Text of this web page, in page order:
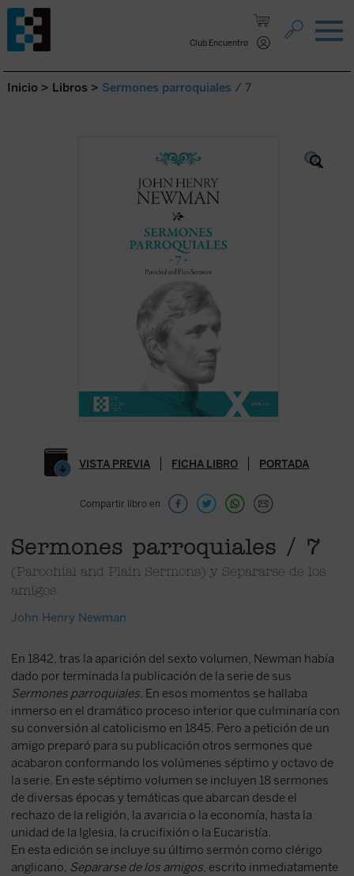
Club Encuentro
Saltar al contenido.
Inicio > Libros > Sermones parroquiales / 7
VISTA PREVIA FICHA LIBRO PORTADA
Compartir libro en
Sermones parroquiales / 7
(Parochial and Plain Sermons) y Separarse de los
amigos
John Henry Newman
En 1842, tras la aparición del sexto volumen, Newman había
dado por terminada la publicación de la serie de sus
Sermones parroquiales. En esos momentos se hallaba
inmerso en el dramático proceso interior que culminaría con
su conversión al catolicismo en 1845. Pero a petición de un
amigo preparó para su publicación otros sermones que
acabaron conformando los volúmenes séptimo y octavo de
la serie. En este séptimo volumen se incluyen 18 sermones
de diversas épocas y temáticas que abarcan desde el
rechazo de la religión, la avaricia o la economía, hasta la
unidad de la Iglesia, la crucifixión o la Eucaristía.
En esta edición se incluye su último sermón como clérigo
anglicano, Separarse de los amigos, escrito inmediatamente